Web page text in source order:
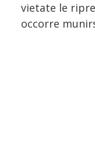
vietate le
occorre